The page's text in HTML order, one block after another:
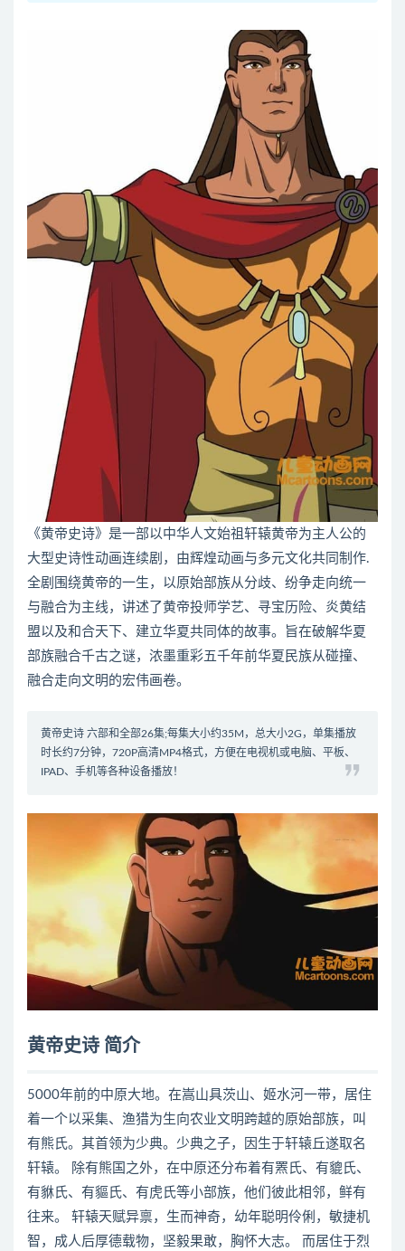
《黄帝史诗》是一部以中华人文始祖轩辕黄帝为主人公的
大型史诗性动画连续剧，由辉煌动画与多元文化共同制作.
全剧围绕黄帝的一生，以原始部族从分歧、纷争走向统一
与融合为主线，讲述了黄帝投师学艺、寻宝历险、炎黄结
盟以及和合天下、建立华夏共同体的故事。旨在破解华夏
部族融合千古之谜，浓墨重彩五千年前华夏民族从碰撞、
融合走向文明的宏伟画卷。
黄帝史诗 六部和全部26集;每集大小约35M，总大小2G，单集播放
时长约7分钟，720P高清MP4格式，方便在电视机或电脑、平板、
IPAD、手机等各种设备播放！
黄帝史诗 简介
5000年前的中原大地。在嵩山具茨山、姬水河一带，居住
着一个以采集、渔猎为生向农业文明跨越的原始部族，叫
有熊氏。其首领为少典。少典之子，因生于轩辕丘遂取名
轩辕。 除有熊国之外，在中原还分布着有罴氏、有貔氏、
有貅氏、有貙氏、有虎氏等小部族，他们彼此相邻，鲜有
往来。 轩辕天赋异禀，生而神奇，幼年聪明伶俐，敏捷机
智，成人后厚德载物，坚毅果敢，胸怀大志。 而居住于烈